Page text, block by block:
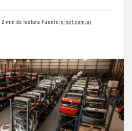
·2 min de lectura ·Fuente:elsol.com.ar